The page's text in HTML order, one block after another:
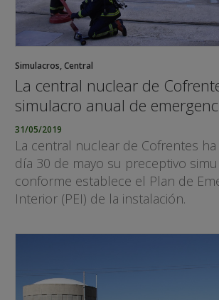
Simulacros,Central
La central nuclear de
simulacro anual de
31/05/2019
La central nuclear de Cofrentes
día 30 de mayo su preceptivo
conforme establece el Plan de
Interior (PEI) de la instalación.